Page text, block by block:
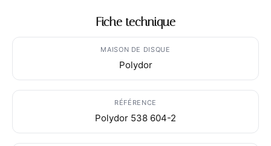
Fiche technique
MAISON DE DISQUE
Polydor
RÉFÉRENCE
Polydor 538 604-2